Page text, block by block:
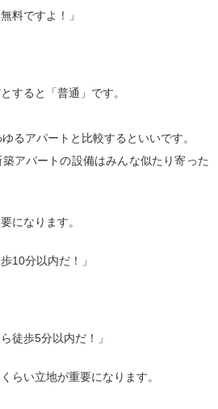
料ですよ！」
すると「普通」です。
るアパートと比較するといいです。
アパートの設備はみんな似たり寄った
になります。
10分以内だ！」
徒歩5分以内だ！」
らい立地が重要になります。